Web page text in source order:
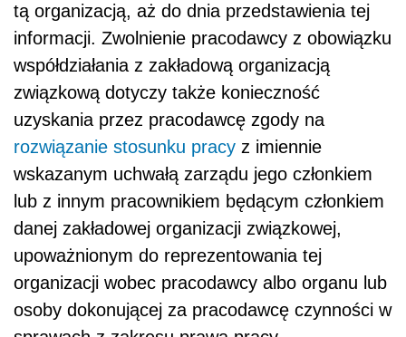
tą organizacją, aż do dnia przedstawienia tej
informacji. Zwolnienie pracodawcy z obowiązku
współdziałania z zakładową organizacją
związkową dotyczy także konieczność
uzyskania przez pracodawcę zgody na
rozwiązanie stosunku pracy z imiennie
wskazanym uchwałą zarządu jego członkiem
lub z innym pracownikiem będącym członkiem
danej zakładowej organizacji związkowej,
upoważnionym do reprezentowania tej
organizacji wobec pracodawcy albo organu lub
osoby dokonującej za pracodawcę czynności w